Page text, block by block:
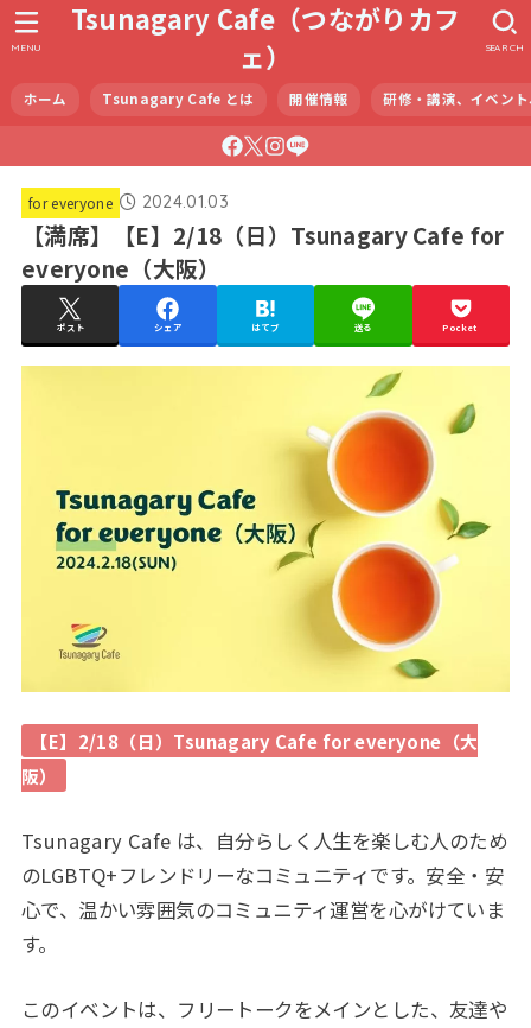
Tsunagary Cafe（つながりカフ
ェ）
ホーム Tsunagary Cafe とは 開催情報 研修・講演、イベン
SEARCH
MENU
for everyone 2024.01.03
【満席】【E】2/18（日）Tsunagary Cafe for
everyone（大阪）
ポスト シェア はてブ 送る Pocket
【E】2/18（日）Tsunagary Cafe for everyone（大
阪）
Tsunagary Cafe は、自分らしく人生を楽しむ人のため
のLGBTQ+フレンドリーなコミュニティです。安全・安
心で、温かい雰囲気のコミュニティ運営を心がけていま
す。
このイベントは、フリートークをメインとした、友達や